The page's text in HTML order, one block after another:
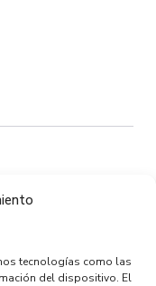
tecnologías como las
del dispositivo. El